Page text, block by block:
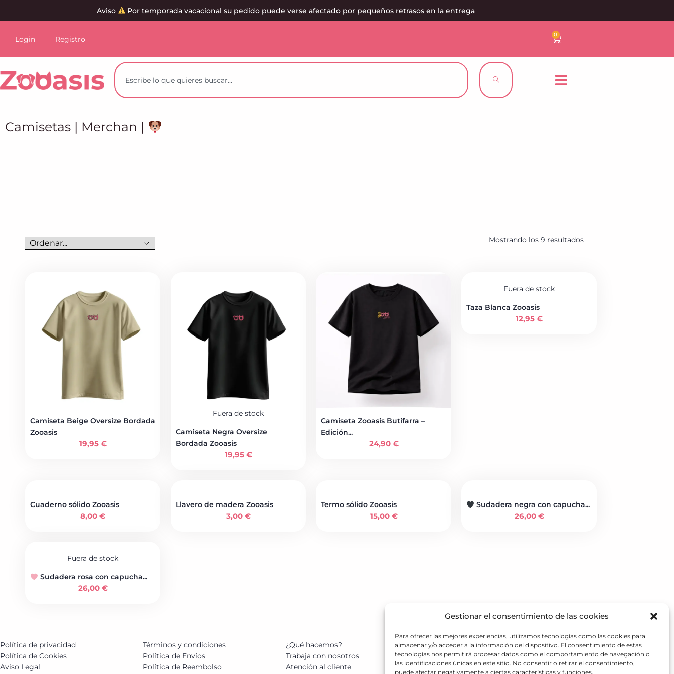
Gestionar el consentimiento de las cookies
Para ofrecer las mejores experiencias, utilizamos tecnologías como las cookies para
almacenar y/o acceder a la información del dispositivo. El consentimiento de estas
tecnologías nos permitirá procesar datos como el comportamiento de navegación o
las identificaciones únicas en este sitio. No consentir o retirar el consentimiento,
puede afectar negativamente a ciertas características y funciones.
Aviso Por temporada vacacional su pedido puede verse afectado por pequeños retrasos en la entrega
Login Registro 0
Camisetas | Merchan |
Mostrando los 9 resultados
Camiseta Beige Oversize Bordada
Zooasis
19,95 €
Fuera de stock
Camiseta Negra Oversize
Bordada Zooasis
19,95 €
Camiseta Zooasis Butifarra –
Edición...
24,90 €
Fuera de stock
Taza Blanca Zooasis
12,95 €
Cuaderno sólido Zooasis
8,00 €
Llavero de madera Zooasis
3,00 €
Termo sólido Zooasis
15,00 €
Sudadera negra con capucha...
26,00 €
Fuera de stock
Sudadera rosa con capucha...
26,00 €
Política de privacidad
Política de Cookies
Aviso Legal
Términos y condiciones
Política de Envíos
Política de Reembolso
¿Qué hacemos?
Trabaja con nosotros
Atención al cliente
SOLO PARA RESCATES
664 13 28 80